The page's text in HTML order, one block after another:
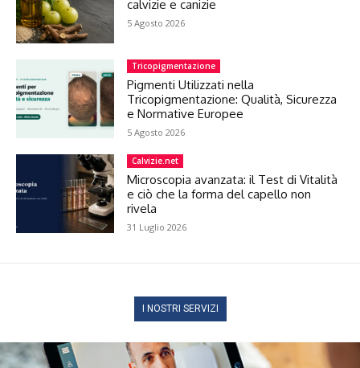
calvizie e canizie
5 Agosto 2026
Tricopigmentazione
Pigmenti Utilizzati nella
Tricopigmentazione: Qualità, Sicurezza
e Normative Europee
5 Agosto 2026
Calvizie.net
Microscopia avanzata: il Test di Vitalità
e ciò che la forma del capello non
rivela
31 Luglio 2026
I NOSTRI SERVIZI